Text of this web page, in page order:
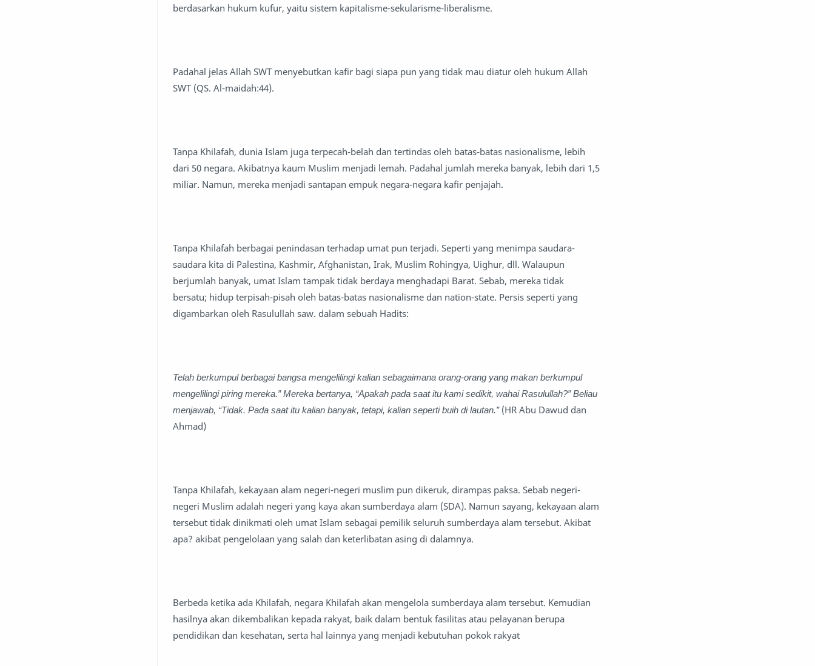
berdasarkan hukum kufur, yaitu sistem kapitalisme-sekularisme-liberalisme.
Padahal jelas Allah SWT menyebutkan kafir bagi siapa pun yang tidak mau diatur oleh hukum Allah
SWT (QS. Al-maidah:44).
Tanpa Khilafah, dunia Islam juga terpecah-belah dan tertindas oleh batas-batas nasionalisme, lebih
dari 50 negara. Akibatnya kaum Muslim menjadi lemah. Padahal jumlah mereka banyak, lebih dari 1,5
miliar. Namun, mereka menjadi santapan empuk negara-negara kafir penjajah.
Tanpa Khilafah berbagai penindasan terhadap umat pun terjadi. Seperti yang menimpa saudara-
saudara kita di Palestina, Kashmir, Afghanistan, Irak, Muslim Rohingya, Uighur, dll. Walaupun
berjumlah banyak, umat Islam tampak tidak berdaya menghadapi Barat. Sebab, mereka tidak
bersatu; hidup terpisah-pisah oleh batas-batas nasionalisme dan nation-state. Persis seperti yang
digambarkan oleh Rasulullah saw. dalam sebuah Hadits:
Telah berkumpul berbagai bangsa mengelilingi kalian sebagaimana orang-orang yang makan berkumpul
mengelilingi piring mereka.” Mereka bertanya, “Apakah pada saat itu kami sedikit, wahai Rasulullah?” Beliau
menjawab, “Tidak. Pada saat itu kalian banyak, tetapi, kalian seperti buih di lautan.”(HR Abu Dawud dan
Ahmad)
Tanpa Khilafah, kekayaan alam negeri-negeri muslim pun dikeruk, dirampas paksa. Sebab negeri-
negeri Muslim adalah negeri yang kaya akan sumberdaya alam (SDA). Namun sayang, kekayaan alam
tersebut tidak dinikmati oleh umat Islam sebagai pemilik seluruh sumberdaya alam tersebut. Akibat
apa? akibat pengelolaan yang salah dan keterlibatan asing di dalamnya.
Berbeda ketika ada Khilafah, negara Khilafah akan mengelola sumberdaya alam tersebut. Kemudian
hasilnya akan dikembalikan kepada rakyat, baik dalam bentuk fasilitas atau pelayanan berupa
pendidikan dan kesehatan, serta hal lainnya yang menjadi kebutuhan pokok rakyat